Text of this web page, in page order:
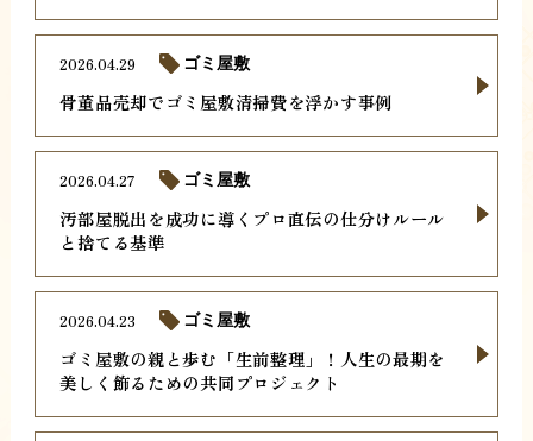
骨董品売却でゴミ屋敷清掃費を浮かす事例
2026.04.29 ゴミ屋敷
汚部屋脱出を成功に導くプロ直伝の仕分けルール
と捨てる基準
2026.04.27 ゴミ屋敷
ゴミ屋敷の親と歩む「生前整理」！人生の最期を
美しく飾るための共同プロジェクト
2026.04.23 ゴミ屋敷